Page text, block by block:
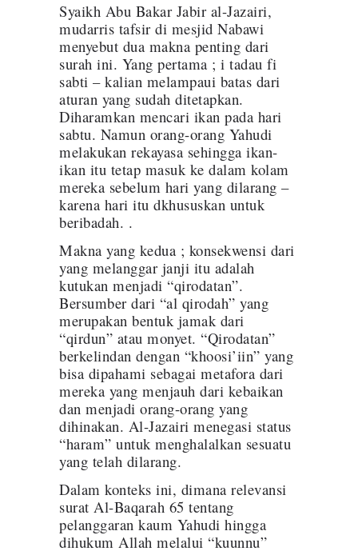
Syaikh Abu Bakar Jabir al-Jazairi,
mudarris tafsir di mesjid Nabawi
menyebut dua makna penting dari
surah ini. Yang pertama ; i tadau fi
sabti – kalian melampaui batas dari
aturan yang sudah ditetapkan.
Diharamkan mencari ikan pada hari
sabtu. Namun orang-orang Yahudi
melakukan rekayasa sehingga ikan-
ikan itu tetap masuk ke dalam kolam
mereka sebelum hari yang dilarang –
karena hari itu dkhususkan untuk
beribadah. .
Makna yang kedua ; konsekwensi dari
yang melanggar janji itu adalah
kutukan menjadi “qirodatan”.
Bersumber dari “al qirodah” yang
merupakan bentuk jamak dari
“qirdun” atau monyet. “Qirodatan”
berkelindan dengan “khoosi’iin” yang
bisa dipahami sebagai metafora dari
mereka yang menjauh dari kebaikan
dan menjadi orang-orang yang
dihinakan. Al-Jazairi menegasi status
“haram” untuk menghalalkan sesuatu
yang telah dilarang.
Dalam konteks ini, dimana relevansi
surat Al-Baqarah 65 tentang
pelanggaran kaum Yahudi hingga
dihukum Allah melalui “kuunnu”